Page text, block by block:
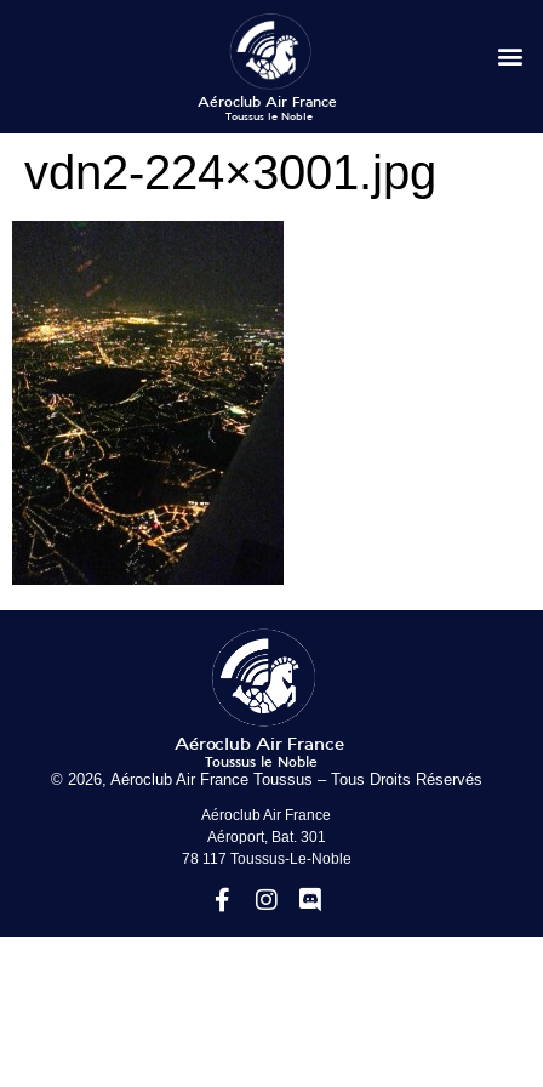
vdn2-224×3001.jpg
© 2026, Aéroclub Air France Toussus – Tous Droits Réservés
Aéroclub Air France
Aéroport, Bat. 301
78 117 Toussus-Le-Noble